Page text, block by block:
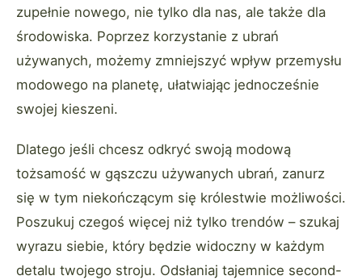
zupełnie nowego, nie tylko dla nas, ale także dla
środowiska. Poprzez korzystanie z ubrań
używanych, możemy zmniejszyć wpływ przemysłu
modowego na planetę, ułatwiając jednocześnie
swojej kieszeni.
Dlatego jeśli chcesz odkryć swoją modową
tożsamość w gąszczu używanych ubrań, zanurz
się w tym niekończącym się królestwie możliwości.
Poszukuj czegoś więcej niż tylko trendów – szukaj
wyrazu siebie, który będzie widoczny w każdym
detalu twojego stroju. Odsłaniaj tajemnice second-